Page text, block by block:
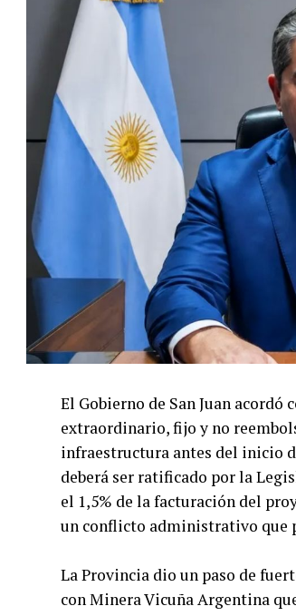
El Gobierno de San Juan
extraordinario, fijo y no
infraestructura antes del inicio
deberá ser ratificado por la
el 1,5% de la facturación del
un conflicto administrativo que
La Provincia dio un paso de
con Minera Vicuña Argentina